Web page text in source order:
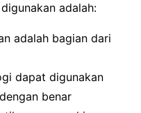
adalah:
adalah bagian dari
dapat digunakan
benar